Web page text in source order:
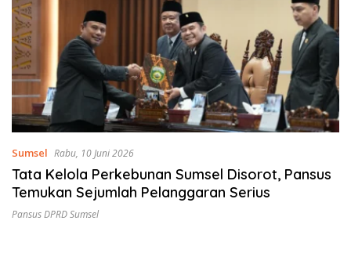
Sumsel Rabu, 10 Juni 2026
Tata Kelola Perkebunan Sumsel Disorot, Pansus
Temukan Sejumlah Pelanggaran Serius
Pansus DPRD Sumsel